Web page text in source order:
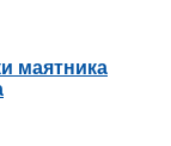
маятника